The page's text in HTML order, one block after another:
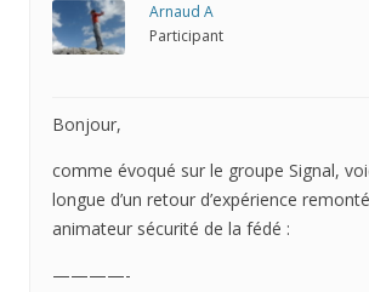
Arnaud A
Participant
Bonjour,
comme évoqué sur le groupe Signal,
longue d’un retour d’expérience
animateur sécurité de la fédé :
————-